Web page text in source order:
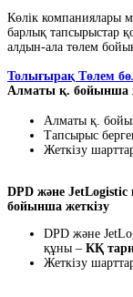
Көлік компаниялары
барлық тапсырыстар
алдын-ала төлем
Толығырақ Төлем
Алматы қ. бойынша
Алматы қ.
Тапсырыс
Жеткізу
DPD және JetLogistic
бойынша жеткізу
DPD және
құны – КҚ
Жеткізу